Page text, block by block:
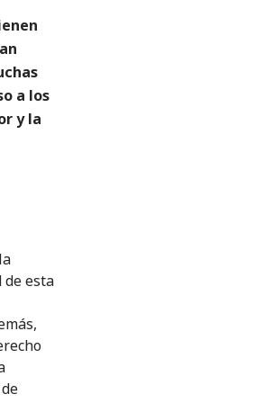
a los
y la
de esta